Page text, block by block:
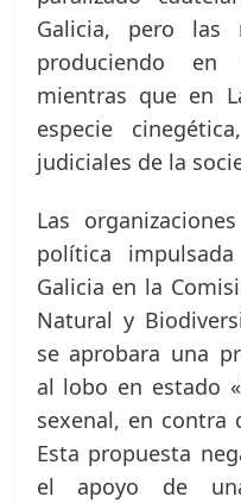
Galicia, pero las
produciendo en
mientras que en
especie
judiciales de la
Las
política
Galicia en la
Natural y
se aprobara una
al lobo en estado
sexenal, en contra
Esta propuesta
el apoyo de